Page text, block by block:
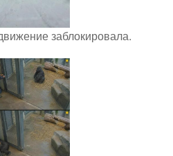
заблокировала.